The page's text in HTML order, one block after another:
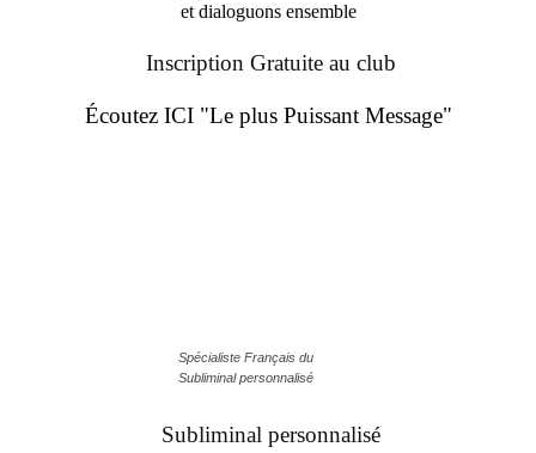
et dialoguons ensemble
Inscription Gratuite au club
Écoutez ICI "Le plus Puissant Message"
Spécialiste Français du
Subliminal personnalisé
Subliminal personnalisé